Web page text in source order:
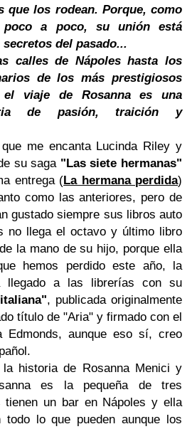
que los rodean. Porque, como
poco a poco, su unión está
del pasado...
calles de Nápoles hasta los
de los más prestigiosos
viaje de Rosanna es una
de pasión, traición y
me encanta Lucinda Riley y
su saga "Las siete hermanas"
entrega (La hermana perdida)
como las anteriores, pero de
gustado siempre sus libros auto
no llega el octavo y último libro
la mano de su hijo, porque ella
hemos perdido este año, la
llegado a las librerías con su
, publicada originalmente
título de "Aria" y firmado con el
Edmonds, aunque eso sí, creo
historia de Rosanna Menici y
es la pequeña de tres
tienen un bar en Nápoles y ella
todo lo que pueden aunque los